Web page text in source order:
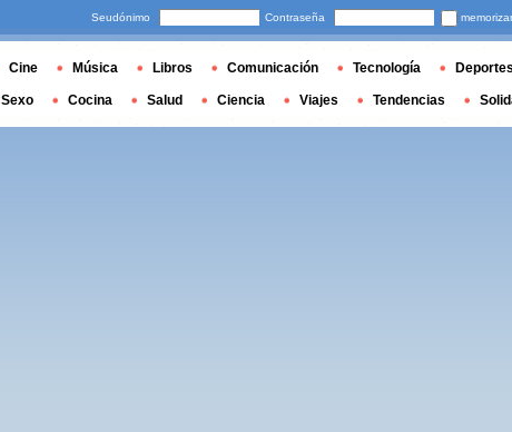
Seudónimo Contraseña memorizar
Cine Música Libros Comunicación Tecnología Deportes
Sexo Cocina Salud Ciencia Viajes Tendencias